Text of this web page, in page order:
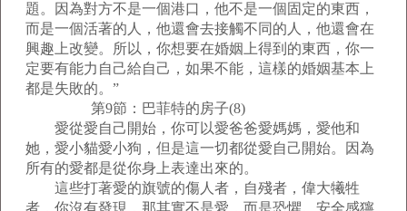
題。因為對方不是一個港口，他不是一個固定的東西，
而是一個活著的人，他還會去接觸不同的人，他還會在
興趣上改變。所以，你想要在婚姻上得到的東西，你一
定要有能力自己給自己，如果不能，這樣的婚姻基本上
都是失敗的。”
第9節：巴菲特的房子(8)
愛從愛自己開始，你可以愛爸爸愛媽媽，愛他和
她，愛小貓愛小狗，但是這一切都從愛自己開始。因為
所有的愛都是從你身上表達出來的。
這些打著愛的旗號的傷人者，自殘者，偉大犧牲
者，你沒有發現，那其實不是愛，而是恐懼。安全感獰